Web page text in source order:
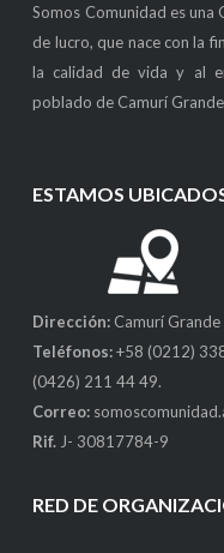
Somos Comunidad es una
de lucro, que nace con la
la calidad de vida y al
poblado de Camurí
ESTAMOS
Dirección: Camurí Grande
Teléfonos:+58 (0212)
(0426) 211 44 49.
Correo:
Rif. J- 30817784-9
RED DE